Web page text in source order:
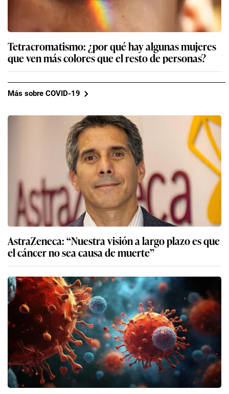
Tetracromatismo: ¿por qué hay algunas mujeres
que ven más colores que el resto de personas?
Más sobre COVID-19
AstraZeneca: “Nuestra visión a largo plazo es que
el cáncer no sea causa de muerte”